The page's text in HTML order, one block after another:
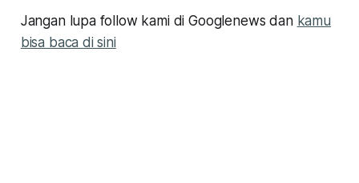
Jangan lupa follow kami di Googlenews dan kamu
bisa baca di sini